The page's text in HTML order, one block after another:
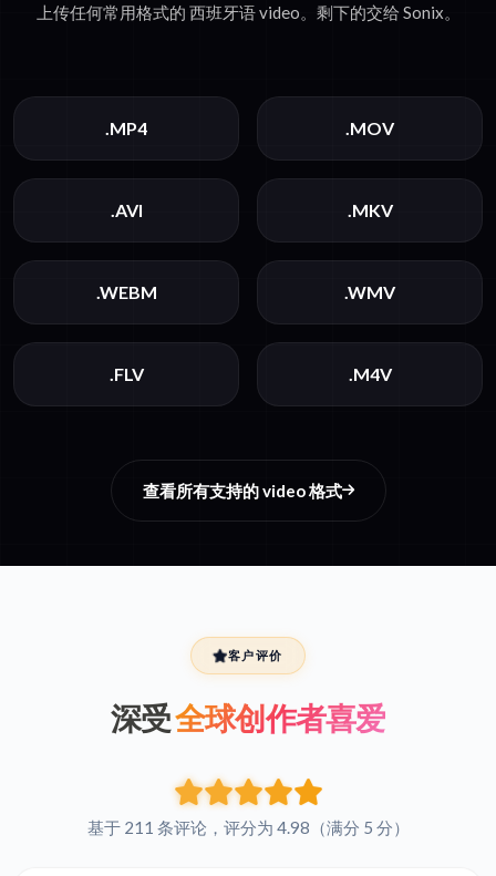
上传任何常用格式的 西班牙语 video。剩下的交给 Sonix。
.MP4 .MOV
.AVI .MKV
.WEBM .WMV
.FLV .M4V
查看所有支持的 video 格式
客户评价
深受全球创作者喜爱
基于 211 条评论，评分为 4.98（满分 5 分）